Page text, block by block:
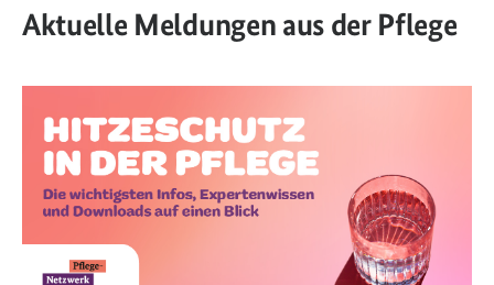
Aktuelle Meldungen aus der Pflege